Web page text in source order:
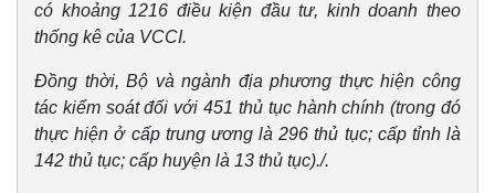
có khoảng 1216 điều kiện đầu tư, kinh doanh theo
thống kê của VCCI.
Đồng thời, Bộ và ngành địa phương thực hiện công
tác kiểm soát đối với 451 thủ tục hành chính (trong đó
thực hiện ở cấp trung ương là 296 thủ tục; cấp tỉnh là
142 thủ tục; cấp huyện là 13 thủ tục)./.